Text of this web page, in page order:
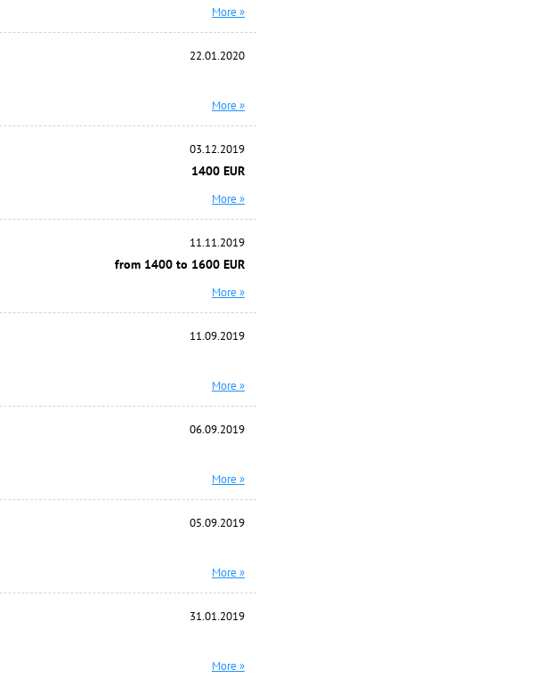
More »
22.01.2020
More »
03.12.2019
1400 EUR
More »
11.11.2019
from 1400 to 1600 EUR
More »
11.09.2019
More »
06.09.2019
More »
05.09.2019
More »
31.01.2019
More »